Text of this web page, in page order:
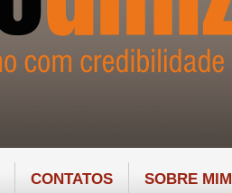
CONTATOS SOBRE MIM